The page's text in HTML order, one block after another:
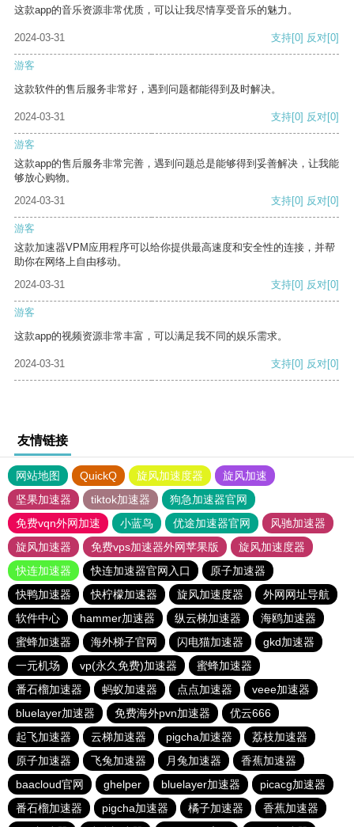
这款app的音乐资源非常优质，可以让我尽情享受音乐的魅力。
2024-03-31 支持[0] 反对[0]
游客
这款软件的售后服务非常好，遇到问题都能得到及时解决。
2024-03-31 支持[0] 反对[0]
游客
这款app的售后服务非常完善，遇到问题总是能够得到妥善解决，让我能
够放心购物。
2024-03-31
支持[0] 反对[0]
游客
这款加速器VPM应用程序可以给你提供最高速度和安全性的连接，并帮
助你在网络上自由移动。
2024-03-31
支持[0] 反对[0]
游客
这款app的视频资源非常丰富，可以满足我不同的娱乐需求。
2024-03-31 支持[0] 反对[0]
友情链接
网站地图 QuickQ 旋风加速度器
旋风加速
坚果加速器
tiktok加速器
狗急加速器官网
免费vqn外网加速
小蓝鸟 优途加速器官网
风驰加速器
旋风加速器
免费vps加速器外网苹果版
旋风加速度器
快连加速器
快连加速器官网入口
原子加速器
快鸭加速器
快柠檬加速器 旋风加速度器
外网网址导航
软件中心
hammer加速器 纵云梯加速器
海鸥加速器
蜜蜂加速器
海外梯子官网 闪电猫加速器
gkd加速器
一元机场
vp(永久免费)加速器
蜜蜂加速器
番石榴加速器
蚂蚁加速器 点点加速器
veee加速器
bluelayer加速器
免费海外pvn加速器
优云666
起飞加速器
云梯加速器 pigcha加速器
荔枝加速器
原子加速器
飞兔加速器 月兔加速器
香蕉加速器
baacloud官网
ghelper bluelayer加速器
picacg加速器
番石榴加速器
pigcha加速器 橘子加速器
香蕉加速器